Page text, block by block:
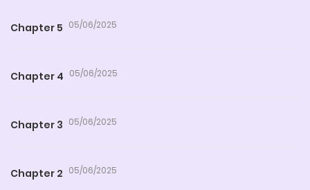
Chapter 5 05/06/2025
Chapter 4 05/06/2025
Chapter 3 05/06/2025
Chapter 2 05/06/2025